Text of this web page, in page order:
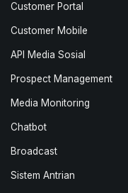
Customer Portal
Customer Mobile
API Media Sosial
Prospect Management
Media Monitoring
Chatbot
Broadcast
Sistem Antrian